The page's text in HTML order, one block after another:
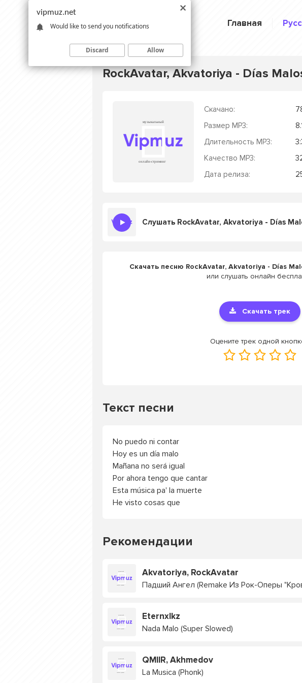
Главная
RockAvatar, Akvatoriya - Días
Скачано:
Размер MP3:
Длительность MP3:
Качество MP3:
Дата релиза:
Слушать RockAvatar, Akvatoriya - Días
Скачать песню RockAvatar, Akvatoriya - Días
или слушать онлайн
Скачать трек
Оцените трек одной
Текст песни
No puedo ni contar
Hoy es un día malo
Mañana no será igual
Por ahora tengo que cantar
Esta música pa' la muerte
He visto cosas que
Рекомендации
Akvatoriya, RockAvatar
Падший Ангел (Remake Из Рок-Оперы
Eternxlkz
Nada Malo (Super Slowed)
QMIIR, Akhmedov
La Musica (Phonk)
vipmuz.net
Would like to send you notifications
Discard Allow